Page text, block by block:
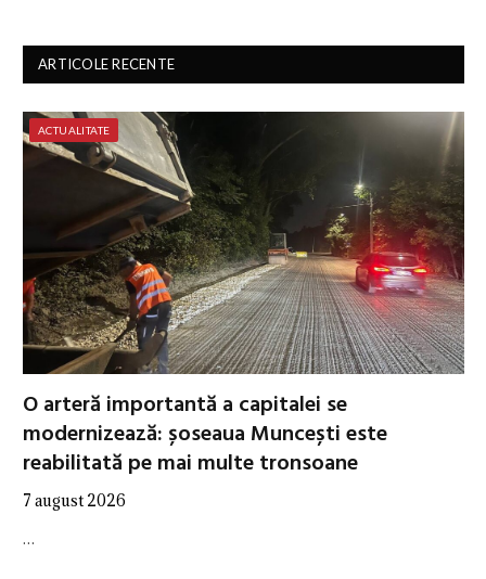
ARTICOLE RECENTE
ACTUALITATE
O arteră importantă a capitalei se
modernizează: șoseaua Muncești este
reabilitată pe mai multe tronsoane
7 august 2026
…